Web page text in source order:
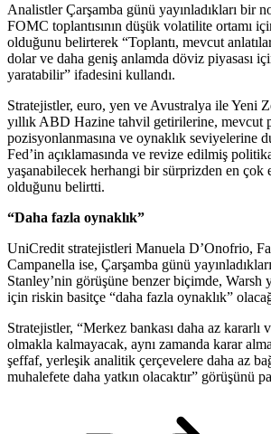
Analistler Çarşamba günü yayınladıkları bir
FOMC toplantısının düşük volatilite ortamı
olduğunu belirterek “Toplantı, mevcut
dolar ve daha geniş anlamda döviz piyasası
yaratabilir” ifadesini kullandı.
Stratejistler, euro, yen ve Avustralya ile Yeni
yıllık ABD Hazine tahvil getirilerine, mevcut
pozisyonlanmasına ve oynaklık seviyelerine
Fed’in açıklamasında ve revize edilmiş
yaşanabilecek herhangi bir sürprizden en çok
olduğunu belirtti.
“Daha fazla oynaklık”
UniCredit stratejistleri Manuela D’Onofrio,
Campanella ise, Çarşamba günü
Stanley’nin görüşüne benzer biçimde, Warsh
için riskin basitçe “daha fazla oynaklık”
Stratejistler, “Merkez bankası daha az kararlı
olmakla kalmayacak, aynı zamanda karar
şeffaf, yerleşik analitik çerçevelere daha az
muhalefete daha yatkın olacaktır” görüşünü